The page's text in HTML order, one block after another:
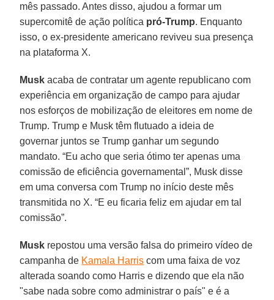
mês passado. Antes disso, ajudou a formar um
supercomitê de ação política pró-Trump. Enquanto
isso, o ex-presidente americano reviveu sua presença
na plataforma X.
Musk acaba de contratar um agente republicano com
experiência em organização de campo para ajudar
nos esforços de mobilização de eleitores em nome de
Trump. Trump e Musk têm flutuado a ideia de
governar juntos se Trump ganhar um segundo
mandato. “Eu acho que seria ótimo ter apenas uma
comissão de eficiência governamental”, Musk disse
em uma conversa com Trump no início deste mês
transmitida no X. “E eu ficaria feliz em ajudar em tal
comissão”.
Musk repostou uma versão falsa do primeiro vídeo de
campanha de Kamala Harris com uma faixa de voz
alterada soando como Harris e dizendo que ela não
"sabe nada sobre como administrar o país" e é a